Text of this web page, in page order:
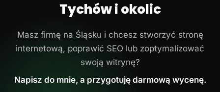
Tychów i okolic
Masz firmę na Śląsku i chcesz stworzyć stronę
internetową, poprawić SEO lub zoptymalizować
swoją witrynę?
Napisz do mnie, a przygotuję darmową wycenę.